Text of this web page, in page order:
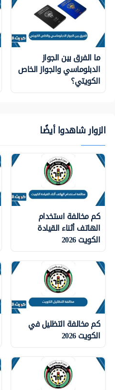
ما الفرق بين الجواز
الدبلوماسي والجواز الخاص
الكويتي؟
الزوار شاهدوا أيضًا
كم مخالفة استخدام
الهاتف أثناء القيادة
الكويت 2026
كم مخالفة التظليل في
الكويت 2026